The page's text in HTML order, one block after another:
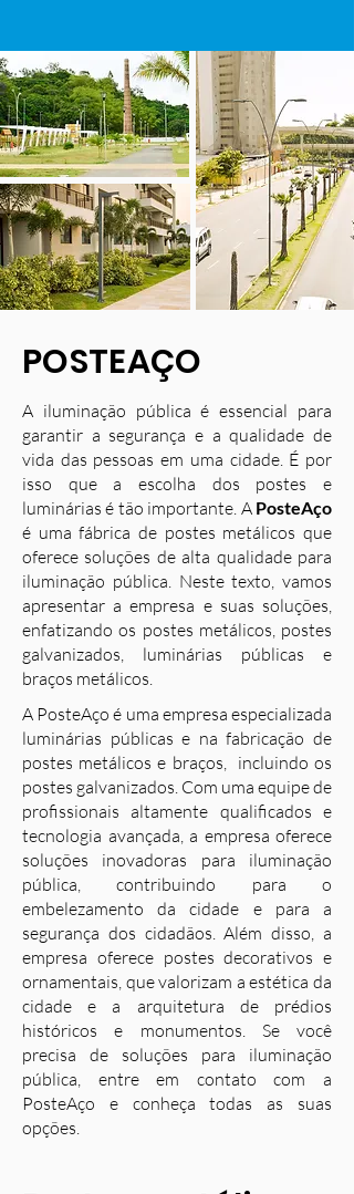
POSTEAÇO
A iluminação pública é essencial para
garantir a segurança e a qualidade de
vida das pessoas em uma cidade. É por
isso que a escolha dos postes e
luminárias é tão importante. A PosteAço
é uma fábrica de postes metálicos que
oferece soluções de alta qualidade para
iluminação pública. Neste texto, vamos
apresentar a empresa e suas soluções,
enfatizando os postes metálicos, postes
galvanizados, luminárias públicas e
braços metálicos.
A PosteAço é uma empresa especializada
luminárias públicas e na fabricação de
postes metálicos e braços, incluindo os
postes galvanizados. Com uma equipe de
profissionais altamente qualificados e
tecnologia avançada, a empresa oferece
soluções inovadoras para iluminação
pública, contribuindo para o
embelezamento da cidade e para a
segurança dos cidadãos. Além disso, a
empresa oferece postes decorativos e
ornamentais, que valorizam a estética da
cidade e a arquitetura de prédios
históricos e monumentos. Se você
precisa de soluções para iluminação
pública, entre em contato com a
PosteAço e conheça todas as suas
opções.